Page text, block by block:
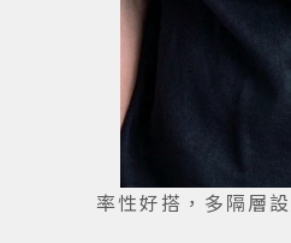
率性好搭，多隔層